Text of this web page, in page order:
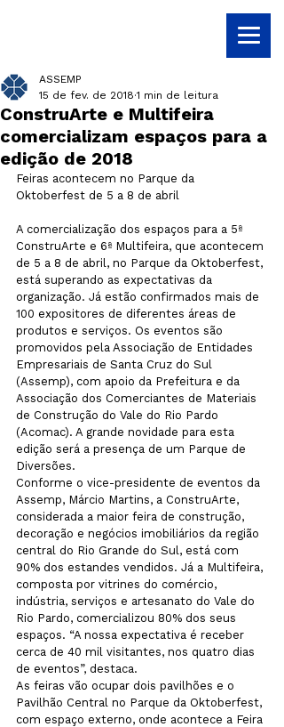
ConstruArte e Multifeira
comercializam espaços para a
edição de 2018
ASSEMP
15 de fev. de 2018 1 min de leitura
Feiras acontecem no Parque da
A comercialização dos espaços para a 5ª
ConstruArte e 6ª Multifeira, que acontecem
de 5 a 8 de abril, no Parque da Oktoberfest,
está superando as expectativas da
organização. Já estão confirmados mais de
100 expositores de diferentes áreas de
produtos e serviços. Os eventos são
promovidos pela Associação de Entidades
Empresariais de Santa Cruz do Sul
(Assemp), com apoio da Prefeitura e da
Associação dos Comerciantes de Materiais
de Construção do Vale do Rio Pardo
(Acomac). A grande novidade para esta
edição será a presença de um Parque de
Diversões.
Conforme o vice-presidente de eventos da
Assemp, Márcio Martins, a ConstruArte,
considerada a maior feira de construção,
decoração e negócios imobiliários da região
central do Rio Grande do Sul, está com
90% dos estandes vendidos. Já a Multifeira,
composta por vitrines do comércio,
indústria, serviços e artesanato do Vale do
Rio Pardo, comercializou 80% dos seus
espaços. “A nossa expectativa é receber
cerca de 40 mil visitantes, nos quatro dias
de eventos”, destaca.
As feiras vão ocupar dois pavilhões e o
Pavilhão Central no Parque da Oktoberfest,
com espaço externo, onde acontece a Feira